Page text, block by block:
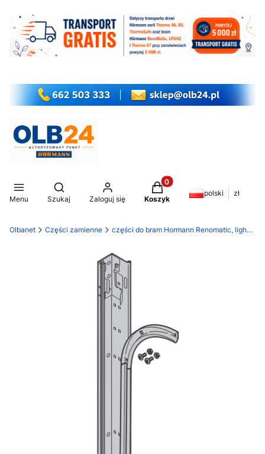
Menu
Otwórz wyszukiwarkę
Szukaj Zaloguj się
Produkty w koszyku: 0.
Koszyk
polski zł
Olbanet Części zamienne części do bram Hormann Renomatic, light EcoStar